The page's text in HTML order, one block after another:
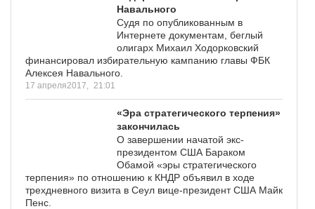
Навального
Судя по опубликованным в
Интернете документам, беглый
олигарх Михаил Ходорковский
финансировал избирательную кампанию главы ФБК
Алексея Навального.
17 апреля2017, 21:01
«Эра стратегического терпения»
закончилась
О завершении начатой экс-
президентом США Бараком
Обамой «эры стратегического
терпения» по отношению к КНДР объявил в ходе
трехдневного визита в Сеул вице-президент США Майк
Пенс.